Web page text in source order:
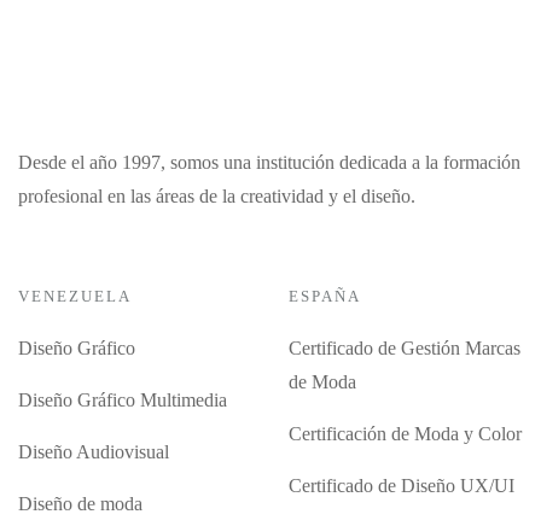
Desde el año 1997, somos una institución dedicada a la formación
profesional en las áreas de la creatividad y el diseño.
VENEZUELA
Diseño Gráfico
Diseño Gráfico Multimedia
Diseño Audiovisual
Diseño de moda
ESPAÑA
Certificado de Gestión Marcas
de Moda
Certificación de Moda y Color
Certificado de Diseño UX/UI